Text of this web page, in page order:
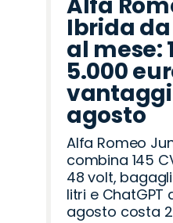
Ibrida da
al mese:
5.000
agosto
Alfa Romeo
combina 145
48 volt,
litri e ChatGPT
agosto costa